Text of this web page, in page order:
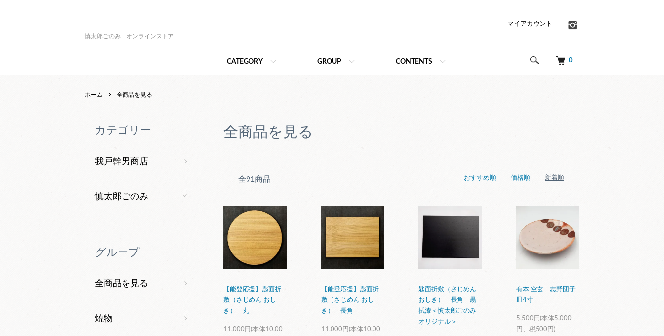
慎太郎ごのみ オンラインストア
0
CATEGORY GROUP CONTENTS
マイアカウント
ホーム 全商品を見る
全商品を見る
全91商品 おすすめ順 価格順 新着順
【能登応援】匙面折
敷（さじめん おし
き） 丸
11,000円(本体10,00
【能登応援】匙面折
敷（さじめん おし
き） 長角
11,000円(本体10,00
匙面折敷（さじめん
おしき） 長角 黒
拭漆＜慎太郎ごのみ
オリジナル＞
有本 空玄 志野団子
皿4寸
5,500円(本体5,000
円、税500円)
カテゴリー
我戸幹男商店
慎太郎ごのみ
グループ
全商品を見る
焼物